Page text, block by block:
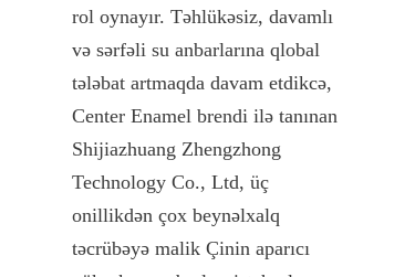
rol oynayır. Təhlükəsiz, davamlı
və sərfəli su anbarlarına qlobal
tələbat artmaqda davam etdikcə,
Center Enamel brendi ilə tanınan
Shijiazhuang Zhengzhong
Technology Co., Ltd, üç
onillikdən çox beynəlxalq
təcrübəyə malik Çinin aparıcı